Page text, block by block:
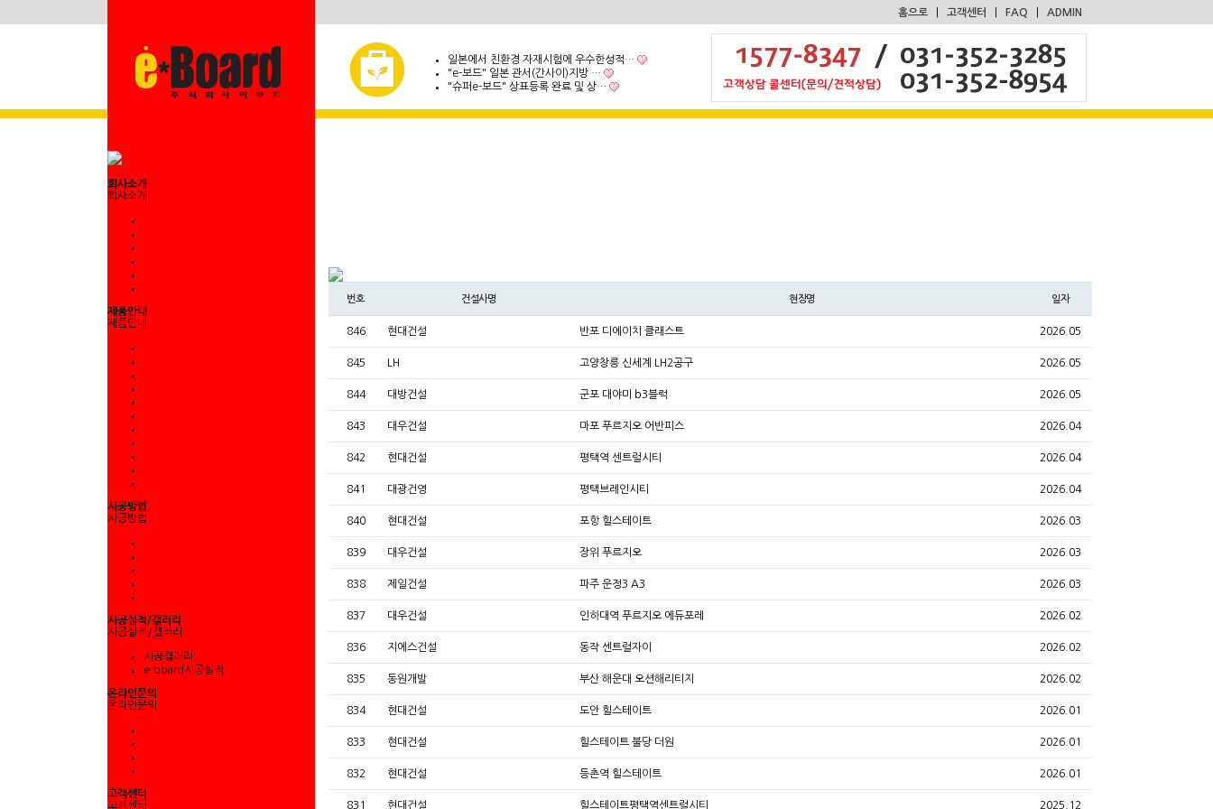
홈으로 고객센터 FAQ ADMIN
일본에서 친환경 자재시험에 우수한성적…
"e-보드" 일본 관서(간사이)지방 …
"슈퍼e-보드" 상표등록 완료 및 상…
회사소개
회사소개
제품안내
제품안내
시공방법
시공방법
시공실적/갤러리
시공실적/갤러리
시공갤러리
e-board시공실적
온라인문의
온라인문의
고객센터
고객센터
번호 건설사명 현장명 일자
846 현대건설 반포 디에이치 클래스트 2026.05
845 LH 고양창릉 신세계 LH2공구 2026.05
844 대방건설 군포 대야미 b3블럭 2026.05
843 대우건설 마포 푸르지오 어반피스 2026.04
842 현대건설 평택역 센트럴시티 2026.04
841 대광건영 평택브레인시티 2026.04
840 현대건설 포항 힐스테이트 2026.03
839 대우건설 장위 푸르지오 2026.03
838 제일건설 파주 운정3 A3 2026.03
837 대우건설 인하대역 푸르지오 에듀포레 2026.02
836 지에스건설 동작 센트럴자이 2026.02
835 동원개발 부산 해운대 오션해리티지 2026.02
834 현대건설 도안 힐스테이트 2026.01
833 현대건설 힐스테이트 불당 더원 2026.01
832 현대건설 등촌역 힐스테이트 2026.01
831 현대건설 힐스테이트평택역센트럴시티 2025.12